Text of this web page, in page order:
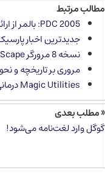
مطالب مرتبط
PDC 2005: بالمر از ارائه Visual Studio 2005 می گوید
جدیدترین اخبار
نسخه 8 مرورگر NetScape منتشر شد!
مرورى بر تاریخچه و
Magic Utilities درمانی برای نرم‌افزارهای نسخه آزمایشی!
« مطلب بعدی
گوگل وارد لغت‌نامه می‌شود!